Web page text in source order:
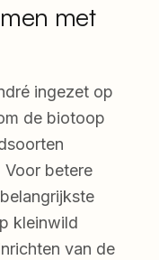
met
ingezet op
de biotoop
Voor betere
kleinwild
van de